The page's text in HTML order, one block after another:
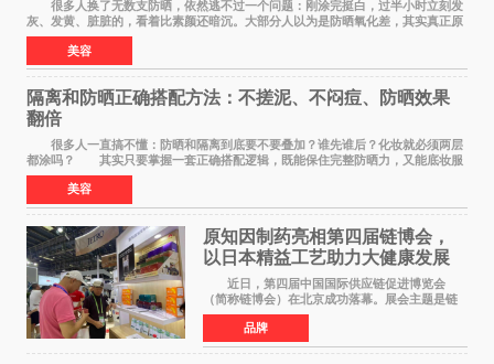
很多人换了无数支防晒，依然逃不过一个问题：刚涂完挺白，过半小时立刻发
灰、发黄、脏脏的，看着比素颜还暗沉。大部分人以为是防晒氧化差，其实真正原
因，90%的人都搞错了。 首先纠正一个误
美容
隔离和防晒正确搭配方法：不搓泥、不闷痘、防晒效果
翻倍
很多人一直搞不懂：防晒和隔离到底要不要叠加？谁先谁后？化妆就必须两层
都涂吗？ 其实只要掌握一套正确搭配逻辑，既能保住完整防晒力，又能底妆服
帖不搓泥、不闷痘，新手也能一次学会。
美容
原知因制药亮相第四届链博会，
以日本精益工艺助力大健康发展
近日，第四届中国国际供应链促进博览会
（简称链博会）在北京成功落幕。展会主题是链
接世界，共创未来，现场设置的6链1展区覆盖了
全产业生态。本届链博会聚焦加快培育发展新质
生产力，实物化地
品牌